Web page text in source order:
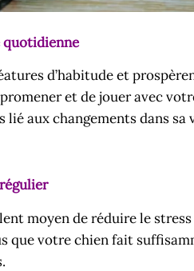
quotidienne
d’habitude et
et de jouer avec
lié aux changements dans sa
moyen de réduire le
que votre chien fait